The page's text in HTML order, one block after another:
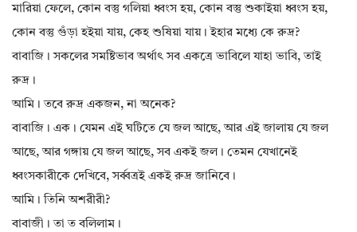
মারিয়া ফেলে, কোন বস্তু গলিয়া ধ্বংস হয়, কোন বস্তু শুকাইয়া ধ্বংস হয়,
কোন বস্তু গুঁড়া হইয়া যায়, কেহ শুষিয়া যায়। ইহার মধ্যে কে রুদ্র?
বাবাজি। সকলের সমষ্টিভাব অর্থাৎ সব একত্রে ভাবিলে যাহা ভাবি, তাই
রুদ্র।
আমি। তবে রুদ্র একজন, না অনেক?
বাবাজি। এক। যেমন এই ঘটিতে যে জল আছে, আর এই জালায় যে জল
আছে, আর গঙ্গায় যে জল আছে, সব একই জল। তেমন যেখানেই
ধ্বংসকারীকে দেখিবে, সর্ব্বত্রই একই রুদ্র জানিবে।
আমি। তিনি অশরীরী?
বাবাজী। তা ত বলিলাম।